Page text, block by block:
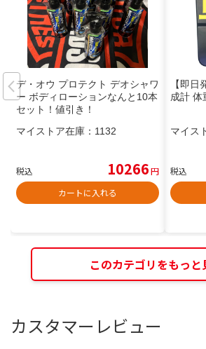
デ・オウ プロテクト デオシャワ
ー ボディローションなんと10本
セット！値引き！
マイストア在庫： 1132
税込 10266円
カートに入れる
【即日
成計 体
マイス
税込
このカテゴリをもっと
カスタマーレビュー